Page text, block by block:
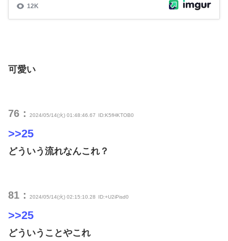
可愛い
76： 2024/05/14(火) 01:48:46.67 ID:K5fHKTOB0
>>25
どういう流れなんこれ？
81： 2024/05/14(火) 02:15:10.28 ID:+U2iPisd0
>>25
どういうことやこれ